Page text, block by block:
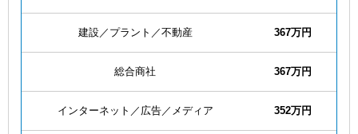
建設／プラント／不動産 367万円
総合商社 367万円
インターネット／広告／メディア 352万円